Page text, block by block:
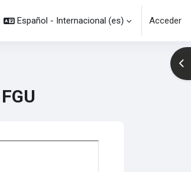
Español - Internacional ‎(es)‎ Acceder